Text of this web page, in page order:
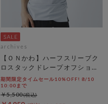
archives
【ＯＮかわ】ハーフスリーブク
ロスタックドレープオフショル
ＴＯＰＳ
期間限定タイムセール10%OFF! 8/10
10:00まで
￥5,500